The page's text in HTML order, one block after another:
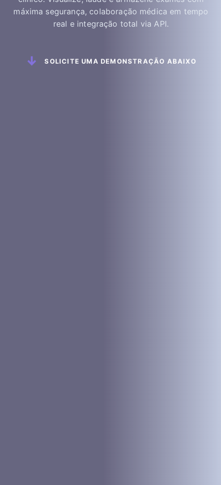
máxima segurança, colaboração médica em tempo
real e integração total via API.
↓ SOLICITE UMA DEMONSTRAÇÃO ABAIXO